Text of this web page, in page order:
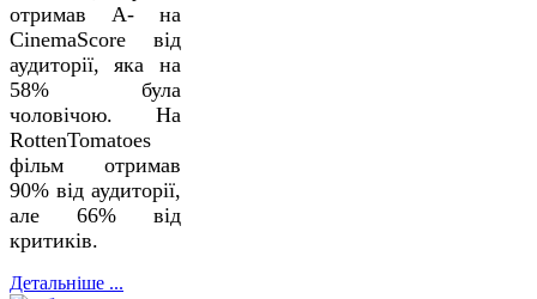
отримав А- на
CinemaScore від
аудиторії, яка на
58% була
чоловічою. На
RottenTomatoes
фільм отримав
90% від аудиторії,
але 66% від
критиків.
Детальніше ...